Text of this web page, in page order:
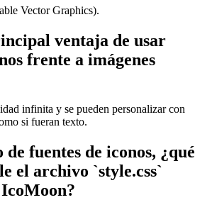
Vector Graphics).
ventaja de usar
frente a imágenes
infinita y se pueden personalizar con
si fueran texto.
fuentes de iconos, ¿qué
el archivo `style.css`